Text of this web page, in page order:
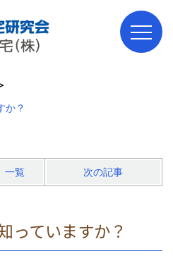
か？
一覧 次の記事
っていますか？